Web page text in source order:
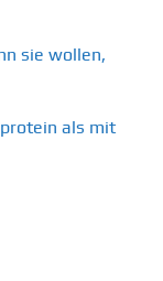
sie wollen,
als mit